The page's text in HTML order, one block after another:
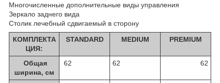
Многочисленные дополнительные виды управления
Зеркало заднего вида
Столик лечебный сдвигаемый в сторону
КОМПЛЕКТА
ЦИЯ:
STANDARD MEDIUM PREMIUM
Общая
ширина, см
62 62 62